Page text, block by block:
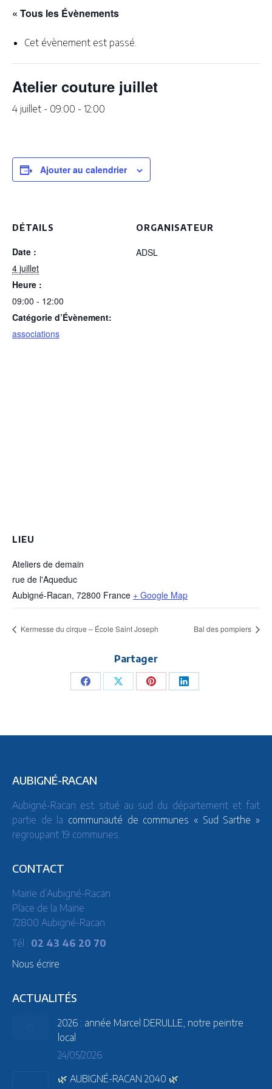
« Tous les Évènements
Cet évènement est passé.
Atelier couture juillet
4 juillet - 09:00 - 12:00
Ajouter au calendrier
DÉTAILS
Date :
4 juillet
Heure :
09:00 - 12:00
Catégorie d’Évènement:
associations
ORGANISATEUR
ADSL
LIEU
Ateliers de demain
rue de l'Aqueduc
Aubigné-Racan, 72800 France + Google Map
Kermesse du cirque – École Saint Joseph Bal des pompiers
Partager
Share
Share
Share
Share
AUBIGNÉ-RACAN
Aubigné-Racan est situé au sud du département et fait
partie de la communauté de communes « Sud Sarthe »
regroupant 19 communes.
CONTACT
Mairie d’Aubigné-Racan
Place de la Mairie
72800 Aubigné-Racan
Tél : 02 43 46 20 70
Nous écrire
ACTUALITÉS
2026 : année Marcel DERULLE, notre peintre
local
24/05/2026
🌿 AUBIGNÉ-RACAN 2040 🌿